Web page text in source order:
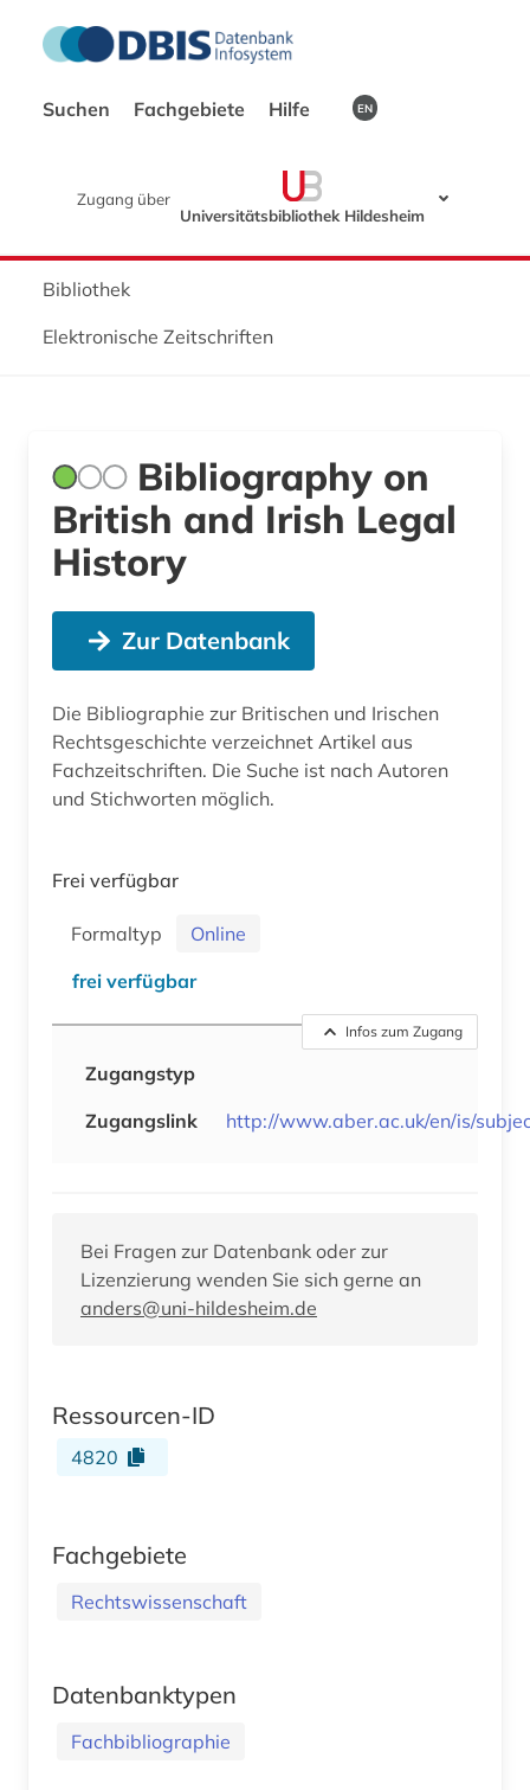
Suchen Fachgebiete Hilfe EN
Zugang über
Universitätsbibliothek Hildesheim
Bibliothek
Elektronische Zeitschriften
Bibliography on
British and Irish Legal
History
Zur Datenbank
Die Bibliographie zur Britischen und Irischen
Rechtsgeschichte verzeichnet Artikel aus
Fachzeitschriften. Die Suche ist nach Autoren
und Stichworten möglich.
Frei verfügbar
Formaltyp
Online
frei verfügbar
Infos zum Zugang
Zugangstyp
Zugangslink
http://www.aber.ac.uk/en/is/
Bei Fragen zur Datenbank oder zur
Lizenzierung wenden Sie sich gerne an
anders@uni-hildesheim.de
Ressourcen-ID
4820
Fachgebiete
Rechtswissenschaft
Datenbanktypen
Fachbibliographie